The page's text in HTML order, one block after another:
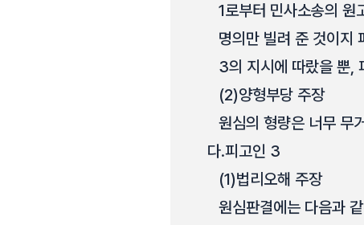
1로부터 민사소송의
명의만 빌려 준 것이지
3의 지시에 따랐을 뿐,
(2)양형부당 주장
원심의 형량은 너무 무
다.피고인 3
(1)법리오해 주장
원심판결에는 다음과